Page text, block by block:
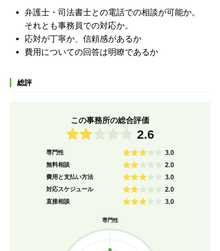
弁護士・司法書士との電話での相談が可能か。
それとも事務員での対応か。
応対が丁寧か、信頼感があるか
費用についての回答は明瞭であるか
総評
この事務所の総合評価
2.6
専門性 3.0
無料相談 2.0
費用と支払い方法 3.0
対応スケジュール 2.0
直接相談 3.0
専門性